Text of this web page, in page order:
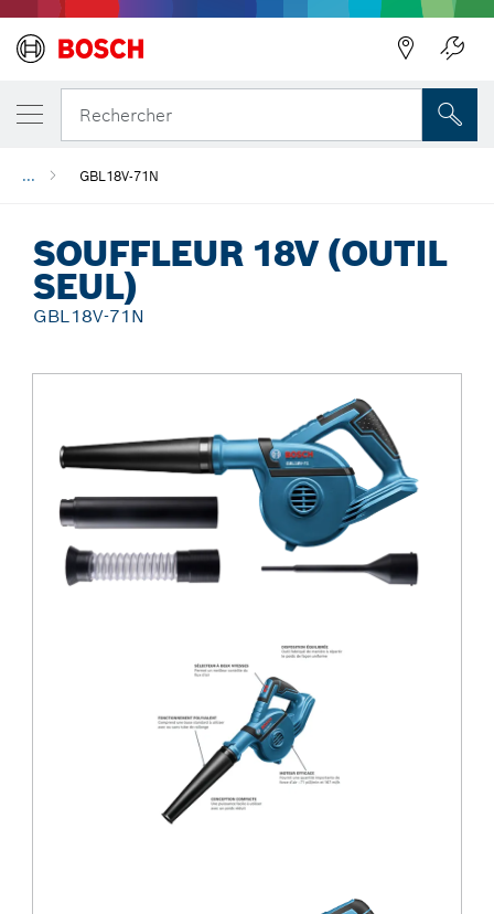
Rechercher
... GBL18V-71N
SOUFFLEUR 18V (OUTIL
SEUL)
GBL18V-71N